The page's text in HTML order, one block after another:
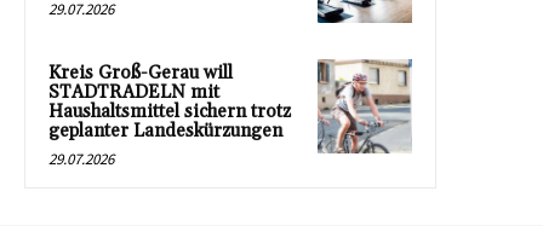
29.07.2026
Kreis Groß-Gerau will
STADTRADELN mit
Haushaltsmittel sichern trotz
geplanter Landeskürzungen
29.07.2026